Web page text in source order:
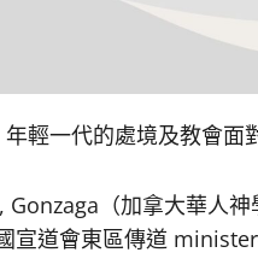
輕一代的處境及教會面
Gonzaga（加拿大華人
宣道會東區傳道